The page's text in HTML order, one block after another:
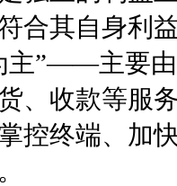
合其自身利
主”——主要
、收款等服
控终端、加